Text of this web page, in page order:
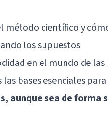
método científico y
los supuestos
en el mundo de las
bases esenciales
aunque sea de forma